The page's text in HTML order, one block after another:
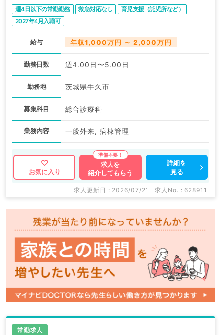
週4日以下の常勤勤務 救急対応なし
育児支援（託児所など）
2027年4月入職可
給与 年収1,000万円 ～ 2,000万円
勤務日数 週4.00日〜5.00日
勤務地 茨城県牛久市
募集科目 総合診療科
業務内容 一般外来, 病棟管理
お気に入り
求人を
紹介してもらう
詳細を
見る
求人更新日 : 2026/07/21 求人No. : 628911
常勤求人